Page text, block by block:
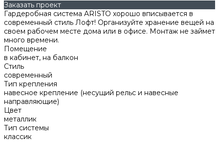
Заказать проект
Гардеробная система ARISTO хорошо вписывается в
современный стиль Лофт! Организуйте хранение вещей на
своем рабочем месте дома или в офисе. Монтаж не займет
много времени.
Помещение
в кабинет, на балкон
Стиль
современный
Тип крепления
навесное крепление (несущий рельс и навесные
направляющие)
Цвет
металлик
Тип системы
классик